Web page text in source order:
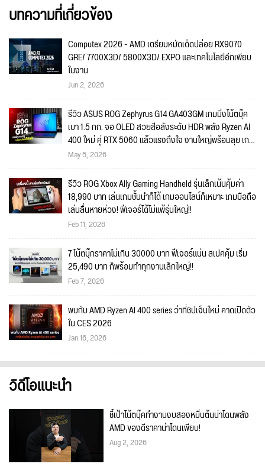
บทความที่เกี่ยวข้อง
Computex 2026 - AMD เตรียมหมัดเด็ดปล่อย RX9070
GRE/ 7700X3D/ 5800X3D/ EXPO และเทคโนโลยีอีกเพียบ
ในงาน
Jun 2, 2026
รีวิว ASUS ROG Zephyrus G14 GA403GM เกมมิ่งโน้ตบุ๊ค
เบา 1.5 กก. จอ OLED สวยสีอลังระดับ HDR พลัง Ryzen AI
400 ใหม่ คู่ RTX 5060 แล้วแรงถึงใจ งานใหญ่พร้อมลุย เกม
ไหนก็พร้อมเล่น!!
May 5, 2026
รีวิว ROG Xbox Ally Gaming Handheld รุ่นเล็กเน้นคุ้มค่า
18,990 บาท เล่นเกมชั้นนำก็ได้ เกมออนไลน์ก็เหมาะ เกมมือถือ
เล่นลื่นหายห่วง! ฟีเจอร์ได้ไม่แพ้รุ่นใหญ่!!
Feb 11, 2026
7 โน้ตบุ๊กราคาไม่เกิน 30000 บาท ฟีเจอร์แน่น สเปคคุ้ม เริ่ม
25,490 บาท ก็พร้อมทำทุกงานเล็กใหญ่!!
Feb 7, 2026
พบกับ AMD Ryzen AI 400 series ว่าที่ชิปเจ็นใหม่ คาดเปิดตัว
ใน CES 2026
Jan 16, 2026
วิดีโอแนะนำ
ชี้เป้าโน้ตบุ๊คทำงานงบสองหมื่นต้นน่าโดนพลัง
AMD ของดีราคาน่าโดนเพียบ!
Aug 2, 2026